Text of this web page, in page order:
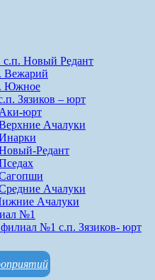
Новый Редант
Вежарий
Южное
Зязиков – юрт
юрт
Ачалуки
Редант
Ачалуки
Ачалуки
№1
№1 с.п. Зязиков- юрт